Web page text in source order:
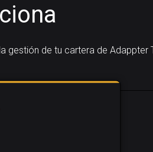
gestión de tu cartera de Adappter